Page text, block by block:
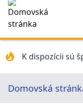
K dispozícii sú
Domovská